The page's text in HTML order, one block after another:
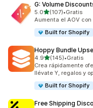
G: Volume
5.0de 5 estrellas
(107)
107 reseñas en total
•Gratis
Aumenta el AOV
Built for Shopify
Hoppy Bundle
4.9de 5 estrellas
(145)
145 reseñas en total
•Gratis
Crea rápidamente
llévate Y, regalos y
Built for Shopify
Free Shipping